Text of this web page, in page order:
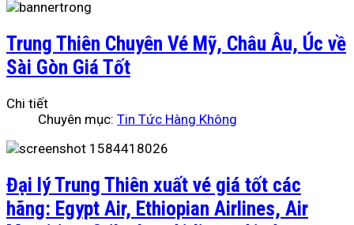
Trung Thiên Chuyên Vé Mỹ, Châu Âu, Úc về
Sài Gòn Giá Tốt
Chi tiết
Chuyên mục: Tin Tức Hàng Không
Đại lý Trung Thiên xuất vé giá tốt các
hãng: Egypt Air, Ethiopian Airlines, Air